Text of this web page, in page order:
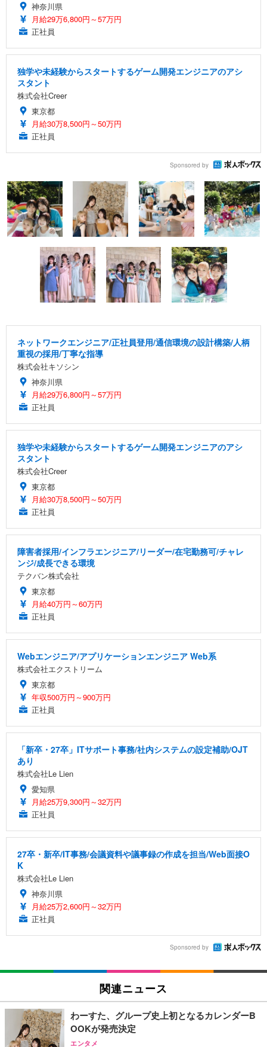
神奈川県
月給29万6,800円～57万円
正社員
独学や未経験からスタートするゲーム開発エンジニアのアシ
スタント
株式会社Creer
東京都
月給30万8,500円～50万円
正社員
Sponsored by
ネットワークエンジニア/正社員登用/通信環境の設計構築/人柄
重視の採用/丁寧な指導
株式会社キソシン
神奈川県
月給29万6,800円～57万円
正社員
独学や未経験からスタートするゲーム開発エンジニアのアシ
スタント
株式会社Creer
東京都
月給30万8,500円～50万円
正社員
障害者採用/インフラエンジニア/リーダー/在宅勤務可/チャレ
ンジ/成長できる環境
テクバン株式会社
東京都
月給40万円～60万円
正社員
Webエンジニア/アプリケーションエンジニア Web系
株式会社エクストリーム
東京都
年収500万円～900万円
正社員
「新卒・27卒」ITサポート事務/社内システムの設定補助/OJT
あり
株式会社Le Lien
愛知県
月給25万9,300円～32万円
正社員
27卒・新卒/IT事務/会議資料や議事録の作成を担当/Web面接O
K
株式会社Le Lien
神奈川県
月給25万2,600円～32万円
正社員
Sponsored by
関連ニュース
わーすた、グループ史上初となるカレンダーB
OOKが発売決定
エンタメ